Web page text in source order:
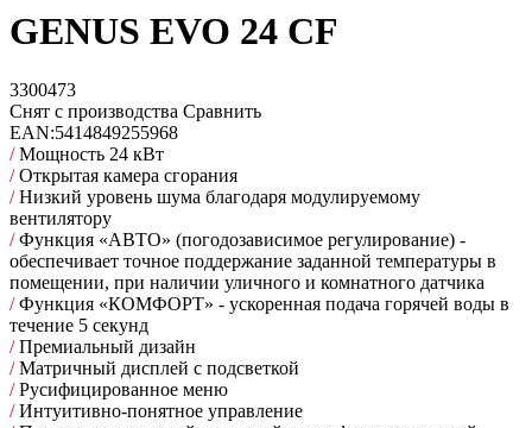
GENUS EVO 24 CF
3300473
Снят с производства Сравнить
EAN:5414849255968
/Мощность 24 кВт
/Открытая камера сгорания
/Низкий уровень шума благодаря модулируемому
вентилятору
/Функция «АВТО» (погодозависимое регулирование) -
обеспечивает точное поддержание заданной температуры в
помещении, при наличии уличного и комнатного датчика
/Функция «КОМФОРТ» - ускоренная подача горячей воды в
течение 5 секунд
/Премиальный дизайн
/Матричный дисплей с подсветкой
/Русифицированное меню
/Интуитивно-понятное управление